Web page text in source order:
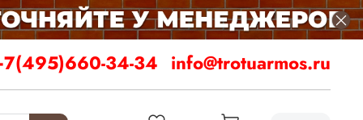
34-34 info@trotuarmos.ru